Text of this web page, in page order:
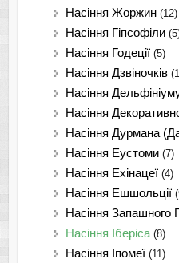
Насіння Жоржин (12)
Насіння Гіпсофіли
Насіння Годеції (5)
Насіння Дзвіночків
Насіння
Насіння
Насіння Дурмана
Насіння Еустоми (7)
Насіння Ехінацеї (4)
Насіння Ешшольції
Насіння Запашного
Насіння Іберіса (8)
Насіння Іпомеї (11)